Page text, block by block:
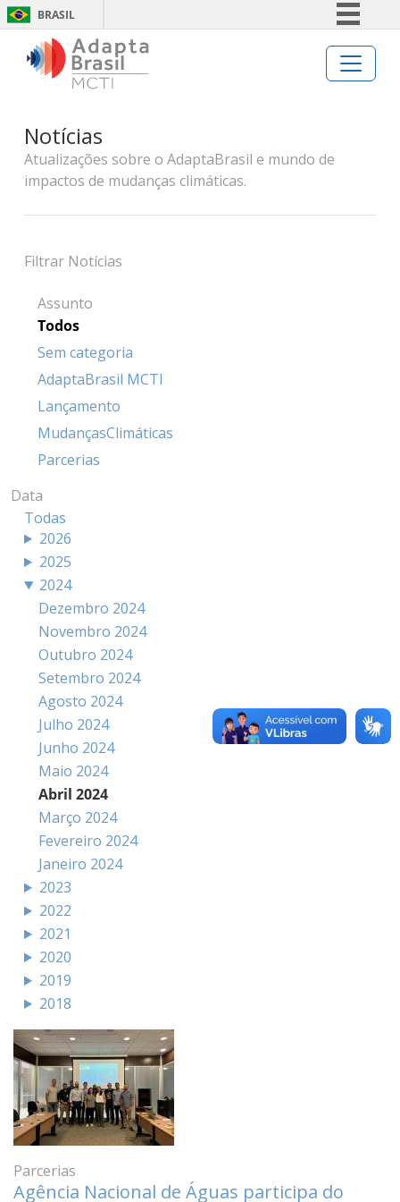
BRASIL
Legislação
Notícias
Atualizações sobre o AdaptaBrasil e mundo de
impactos de mudanças climáticas.
Parcerias
Agência Nacional de Águas participa do
Filtrar Notícias
Assunto
Todos
Sem categoria
AdaptaBrasil MCTI
Lançamento
MudançasClimáticas
Parcerias
Data
Todas
2026
2025
2024
Dezembro 2024
Novembro 2024
Outubro 2024
Setembro 2024
Agosto 2024
Julho 2024
Junho 2024
Maio 2024
Abril 2024
Março 2024
Fevereiro 2024
Janeiro 2024
2023
2022
2021
2020
2019
2018